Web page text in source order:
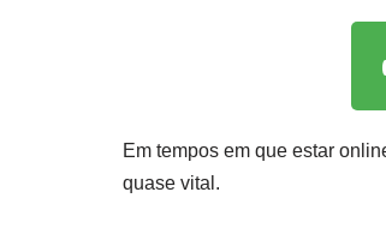
Em tempos em que estar
quase vital.